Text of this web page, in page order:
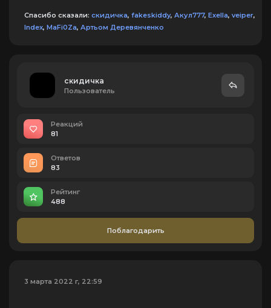
Спасибо сказали: скидичка, fakeskiddy, Акул777, Exella, veiper,
Index, MaFi0Za, Артьом Деревянченко
скидичка
Пользователь
Реакций
81
Ответов
83
Рейтинг
488
Поблагодарить
3 марта 2022 г, 22:59